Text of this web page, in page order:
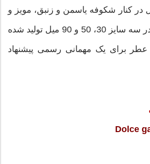
کنار شکوفه یاسمن و زنبق، مویز و
وانیل. این ادکلن در سه سایز 30، 50 و 90 میل تولید شده
برای یک مهمانی رسمی پیشنهاد
Dolce